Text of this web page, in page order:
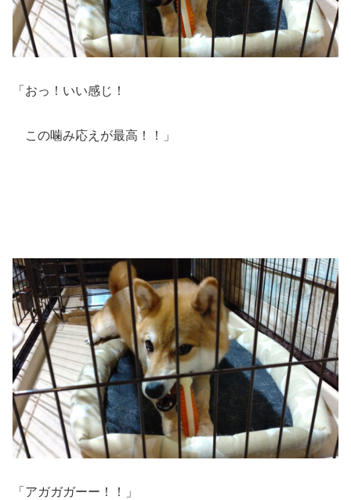
「おっ！いい感じ！
この噛み応えが最高！！」
「アガガガーー！！」